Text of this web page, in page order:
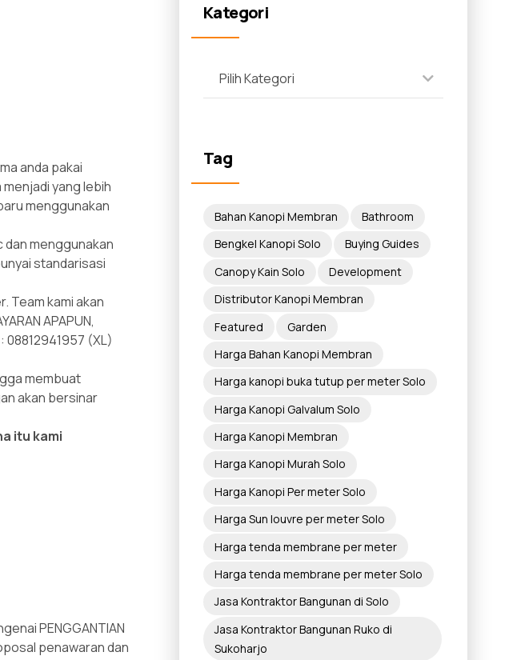
anda pakai
yang lebih
menggunakan
dan menggunakan
standarisasi
Team kami akan
APAPUN,
08812941957 (XL)
membuat
akan bersinar
itu kami
PENGGANTIAN
penawaran dan
Kategori
Pilih Kategori
Tag
Bahan Kanopi Membran
Bathroom
Bengkel Kanopi Solo
Buying Guides
Canopy Kain Solo
Development
Distributor Kanopi Membran
Featured
Garden
Harga Bahan Kanopi Membran
Harga kanopi buka tutup per meter Solo
Harga Kanopi Galvalum Solo
Harga Kanopi Membran
Harga Kanopi Murah Solo
Harga Kanopi Per meter Solo
Harga Sun louvre per meter Solo
Harga tenda membrane per meter
Harga tenda membrane per meter Solo
Jasa Kontraktor Bangunan di Solo
Jasa Kontraktor Bangunan Ruko di
Sukoharjo